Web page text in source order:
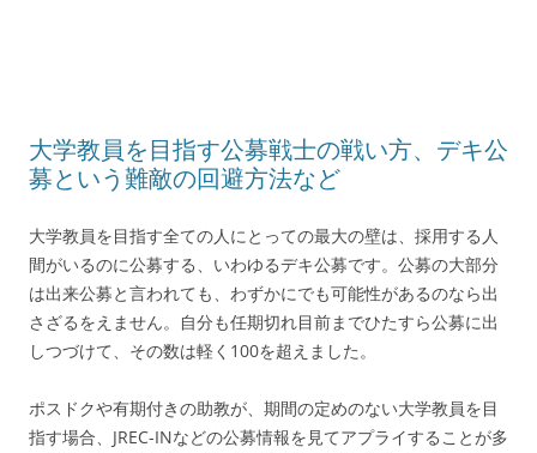
大学教員を目指す公募戦士の戦い方、デキ公
募という難敵の回避方法など
大学教員を目指す全ての人にとっての最大の壁は、採用する人
間がいるのに公募する、いわゆるデキ公募です。公募の大部分
は出来公募と言われても、わずかにでも可能性があるのなら出
さざるをえません。自分も任期切れ目前までひたすら公募に出
しつづけて、その数は軽く100を超えました。
ポスドクや有期付きの助教が、期間の定めのない大学教員を目
指す場合、JREC-INなどの公募情報を見てアプライすることが多